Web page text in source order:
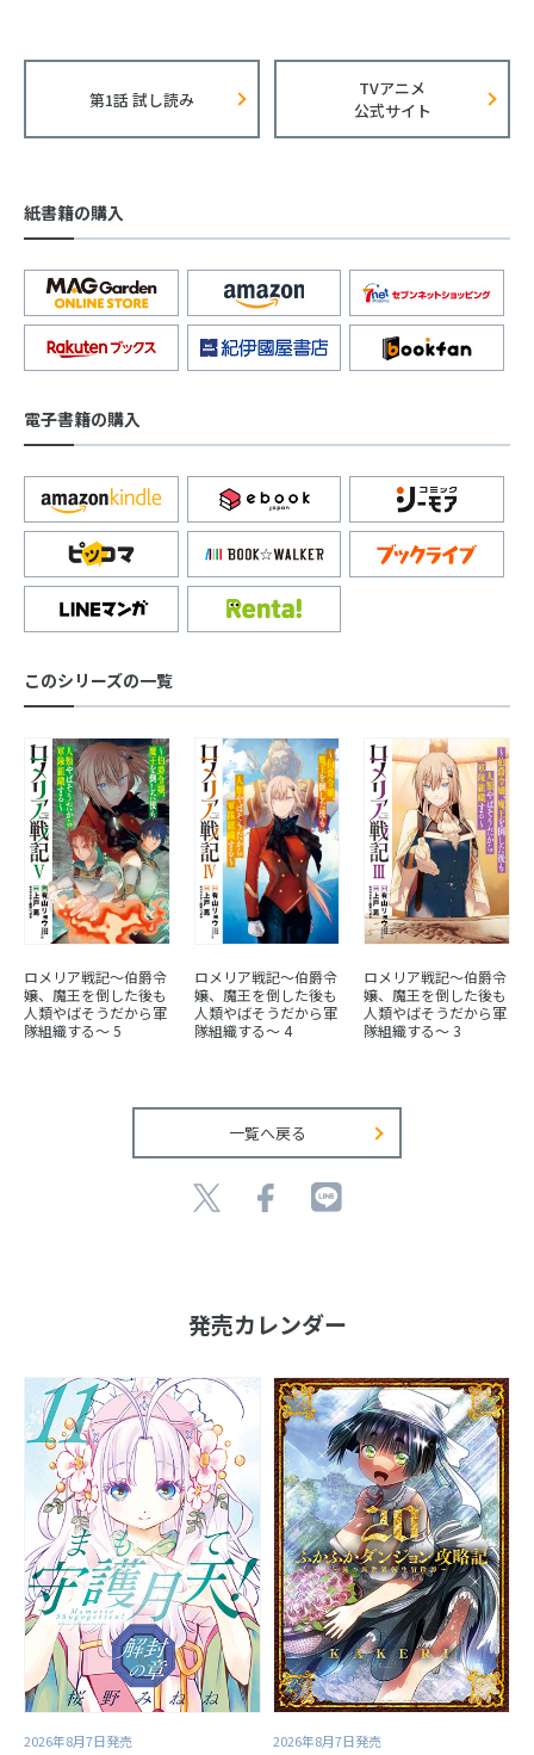
第1話 試し読み
TVアニメ
公式サイト
紙書籍の購入
電子書籍の購入
このシリーズの一覧
ロメリア戦記～伯爵令
嬢、魔王を倒した後も
人類やばそうだから軍
隊組織する～ 5
ロメリア戦記～伯爵令
嬢、魔王を倒した後も
人類やばそうだから軍
隊組織する～ 4
ロメリア戦記～伯爵令
嬢、魔王を倒した後も
人類やばそうだから軍
隊組織する～ 3
一覧へ戻る
発売カレンダー
2026年8月7日発売 2026年8月7日発売